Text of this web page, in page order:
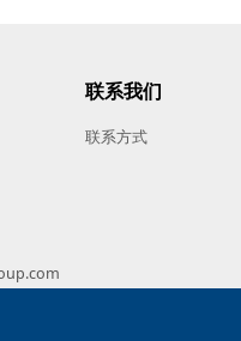
联系我们
联系方式